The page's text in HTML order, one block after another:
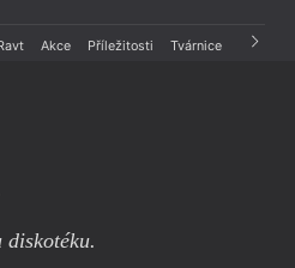
Akce Příležitosti Tvárnice Archiv